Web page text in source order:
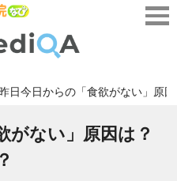
日今日からの「食欲がない」原
がない」原因は？